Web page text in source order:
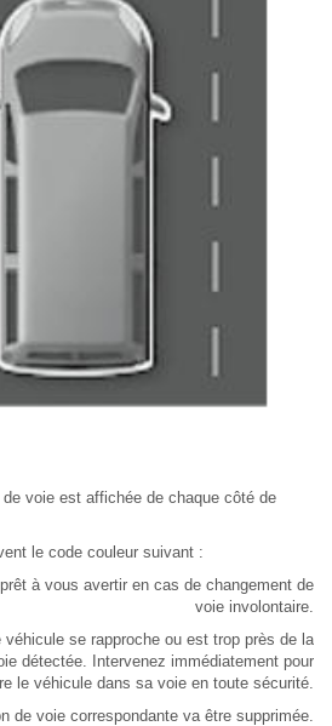
voie est affichée de chaque côté de
le code couleur suivant :
à vous avertir en cas de changement de
voie involontaire.
véhicule se rapproche ou est trop près de la
détectée. Intervenez immédiatement pour
le véhicule dans sa voie en toute sécurité.
de voie correspondante va être supprimée.